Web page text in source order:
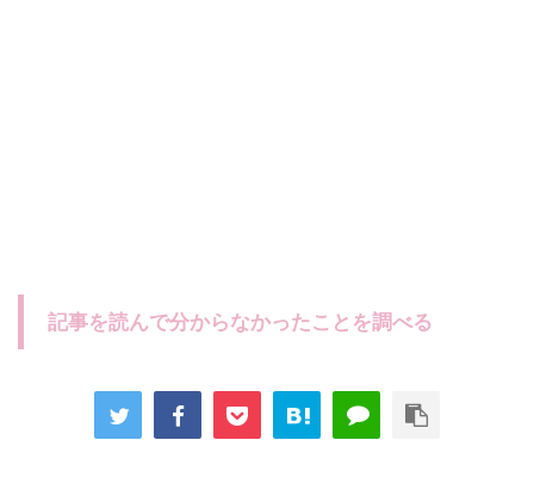
記事を読んで分からなかったことを調べる